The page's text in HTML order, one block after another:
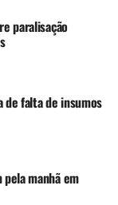
paralisação
de falta de insumos
manhã em